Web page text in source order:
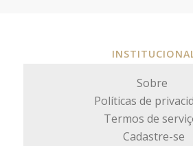
Sobre
Políticas de
Termos de
Cadastre-se